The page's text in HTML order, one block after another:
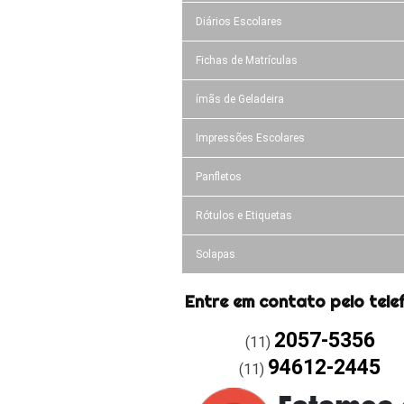
Diários Escolares
Fichas de Matrículas
ímãs de Geladeira
Impressões Escolares
Panfletos
Rótulos e Etiquetas
Solapas
Entre em contato pelo
(11) 2057-5356
(11) 94612-2445